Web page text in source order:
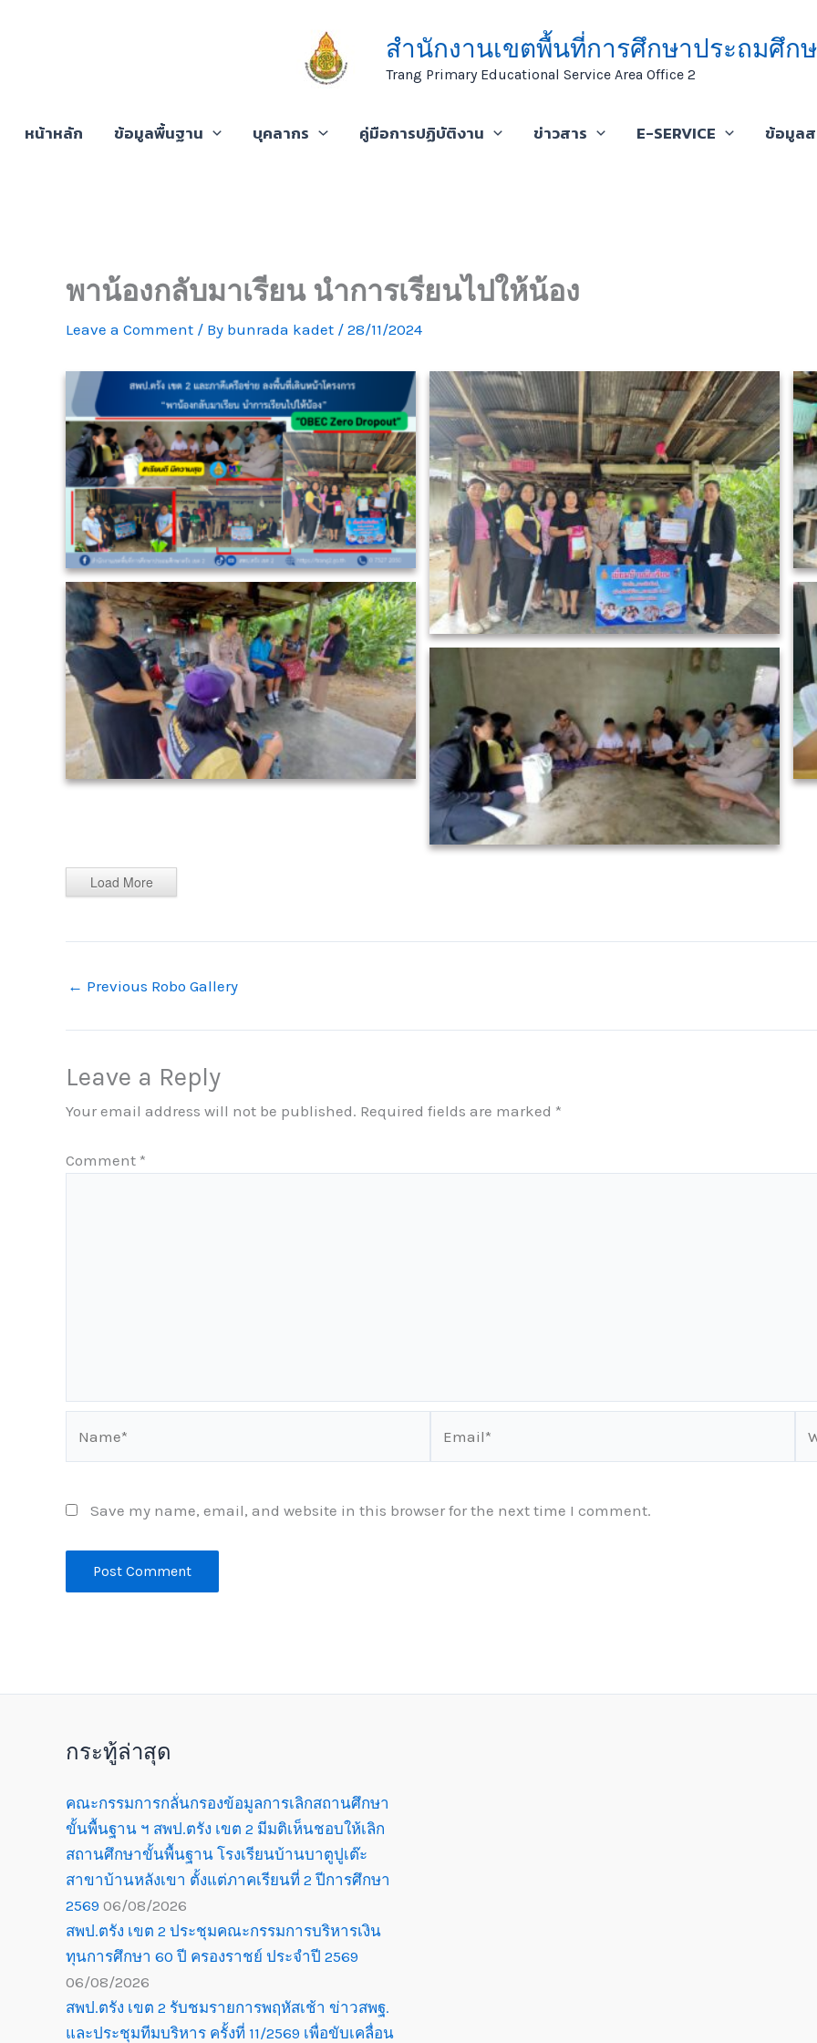
สำนักงานเขตพื้นที่การศึกษาประถมศึกษ
Trang Primary Educational Service Area Office 2
หน้าหลัก ข้อมูลพื้นฐาน บุคลากร คู่มือการปฏิบัติงาน ข่าวสาร E-SERVICE ข้อมูล
พาน้องกลับมาเรียน นำการเรียนไปให้น้อง
Leave a Comment / By bunrada kadet / 28/11/2024
Load More
← Previous Robo Gallery
Leave a Reply
Your email address will not be published. Required fields are marked *
Comment *
Save my name, email, and website in this browser for the next time I comment.
กระทู้ล่าสุด
คณะกรรมการกลั่นกรองข้อมูลการเลิกสถานศึกษา
ขั้นพื้นฐาน ฯ สพป.ตรัง เขต 2 มีมติเห็นชอบให้เลิก
สถานศึกษาขั้นพื้นฐาน โรงเรียนบ้านบาตูปูเต๊ะ
สาขาบ้านหลังเขา ตั้งแต่ภาคเรียนที่ 2 ปีการศึกษา
2569 06/08/2026
สพป.ตรัง เขต 2 ประชุมคณะกรรมการบริหารเงิน
ทุนการศึกษา 60 ปี ครองราชย์ ประจำปี 2569
06/08/2026
สพป.ตรัง เขต 2 รับชมรายการพฤหัสเช้า ข่าวสพฐ.
และประชุมทีมบริหาร ครั้งที่ 11/2569 เพื่อขับเคลื่อน